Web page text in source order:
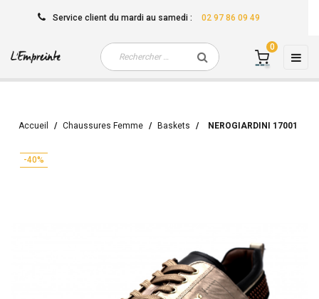
Service client du mardi au samedi : 02 97 86 09 49
☰
0
Accueil Chaussures Femme Baskets NEROGIARDINI 17001
-40%